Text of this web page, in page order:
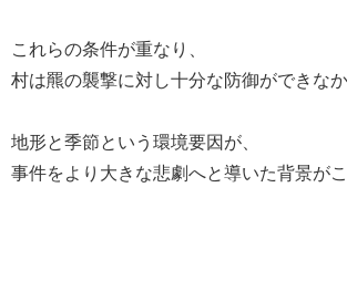
これらの条件が重なり、
村は羆の襲撃に対し十分な防御ができな
地形と季節という環境要因が、
事件をより大きな悲劇へと導いた背景が